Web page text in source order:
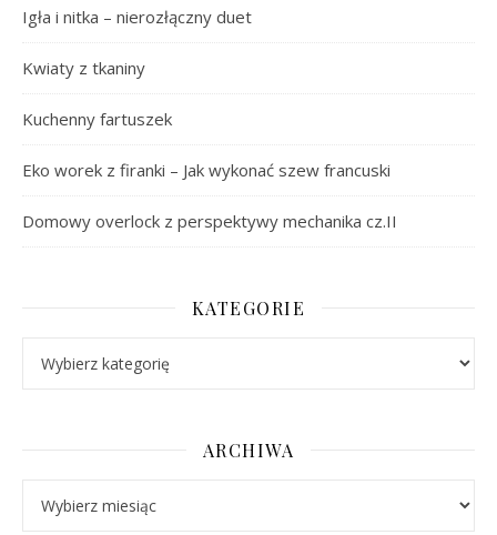
Igła i nitka – nierozłączny duet
Kwiaty z tkaniny
Kuchenny fartuszek
Eko worek z firanki – Jak wykonać szew francuski
Domowy overlock z perspektywy mechanika cz.II
KATEGORIE
ARCHIWA